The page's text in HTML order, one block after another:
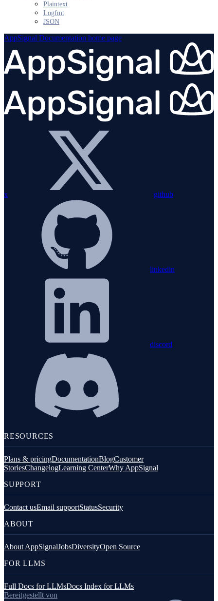
Plaintext
Logfmt
JSON
AppSignal Documentation home page
x github
linkedin
discord
RESOURCES
Plans & pricingDocumentationBlogCustomer
StoriesChangelogLearning CenterWhy AppSignal
SUPPORT
Contact usEmail supportStatusSecurity
ABOUT
About AppSignalJobsDiversityOpen Source
FOR LLMS
Full Docs for LLMsDocs Index for LLMs
Bereitgestellt von